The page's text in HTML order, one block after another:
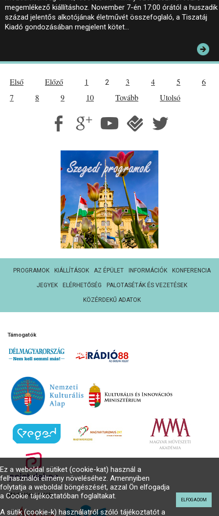
megemlékező kiállításhoz. November 7-én 17:00 órától a huszadik
század jelentős alkotójának életművét összefoglaló, a Tiszatáj
Kiadó gondozásában megjelent kötet…
Első Előző 1 2 3 4 5
6
7
8 9 10 Tovább Utolsó
PROGRAMOK KIÁLLÍTÁSOK AZ ÉPÜLET INFORMÁCIÓK KONFERENCIA
JEGYEK ELÉRHETŐSÉG PALOTASÉTÁK ÉS VEZETÉSEK
KÖZÉRDEKŰ ADATOK
Támogatók
Médiatámogatók
Ez a weboldal sütiket (cookie-kat) használ a
felhasználói élmény növeléséhez. Amennyiben
folytatja a weboldal böngészését, azzal Ön elfogadja
a Cookie tájékoztatóban foglaltakat.
A sütik (cookie-k) használatról szóló tájékoztatót a
ELFOGADOM